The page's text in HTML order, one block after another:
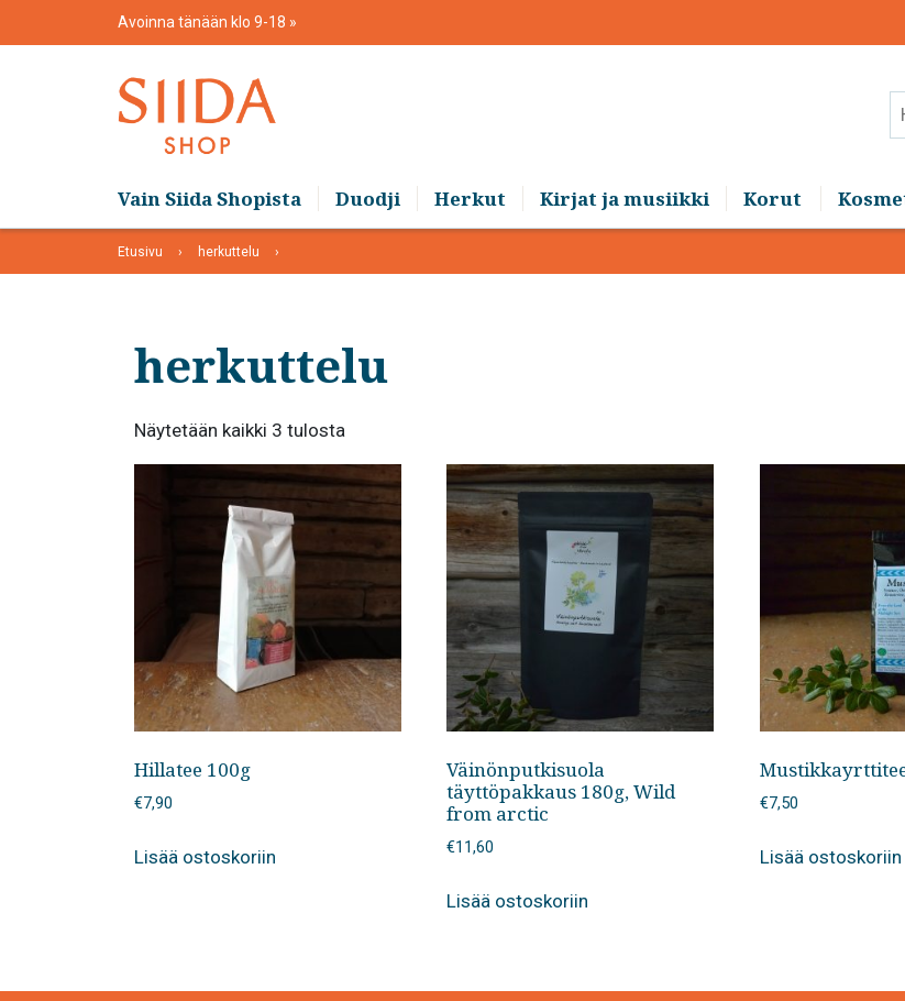
Avoinna tänään klo 9-18
Vain Siida Shopista Duodji Herkut Kirjat ja musiikki Korut
Etusivu herkuttelu
herkuttelu
Näytetään kaikki 3 tulosta
ensin
Hillatee 100g
€7,90
Lisää ostoskoriin
Väinönputkisuola
täyttöpakkaus 180g, Wild
from arctic
€11,60
Lisää ostoskoriin
€7,50
Lisää ostoskoriin